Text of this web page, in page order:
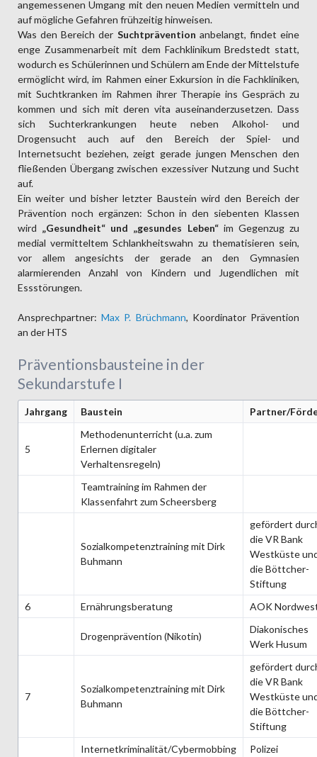
angemessenen Umgang mit den neuen Medien vermitteln und
auf mögliche Gefahren frühzeitig hinweisen.
Was den Bereich der Suchtprävention anbelangt, findet eine
enge Zusammenarbeit mit dem Fachklinikum Bredstedt statt,
wodurch es Schülerinnen und Schülern am Ende der Mittelstufe
ermöglicht wird, im Rahmen einer Exkursion in die Fachkliniken,
mit Suchtkranken im Rahmen ihrer Therapie ins Gespräch zu
kommen und sich mit deren vita auseinanderzusetzen. Dass
sich Suchterkrankungen heute neben Alkohol- und
Drogensucht auch auf den Bereich der Spiel- und
Internetsucht beziehen, zeigt gerade jungen Menschen den
fließenden Übergang zwischen exzessiver Nutzung und Sucht
auf.
Ein weiter und bisher letzter Baustein wird den Bereich der
Prävention noch ergänzen: Schon in den siebenten Klassen
wird „Gesundheit“ und „gesundes Leben“im Gegenzug zu
medial vermitteltem Schlankheitswahn zu thematisieren sein,
vor allem angesichts der gerade an den Gymnasien
alarmierenden Anzahl von Kindern und Jugendlichen mit
Essstörungen.
Ansprechpartner:Max P. Brüchmann, Koordinator Prävention
an der HTS
Präventionsbausteine in der
Sekundarstufe I
Jahrgang Baustein Partner/
5
Methodenunterricht (u.a. zum
Erlernen digitaler
Verhaltensregeln)
Teamtraining im Rahmen der
Klassenfahrt zum Scheersberg
Sozialkompetenztraining mit Dirk
Buhmann
gefördert
die VR Bank
Westküste
die Böttcher-
Stiftung
6
Ernährungsberatung AOK
Drogenprävention (Nikotin)
Diakonisches
Werk Husum
7
Sozialkompetenztraining mit Dirk
Buhmann
gefördert
die VR Bank
Westküste
die Böttcher-
Stiftung
Internetkriminalität/Cybermobbing
Polizei